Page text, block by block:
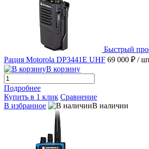
Быстрый
Рация Motorola DP3441E UHF 69 000 ₽ /
В корзину
Подробнее
Купить в 1 клик Сравнение
В избранное
В наличии